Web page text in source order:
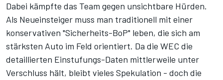
Dabei kämpfte das Team gegen unsichtbare Hürden.
Als Neueinsteiger muss man traditionell mit einer
konservativen "Sicherheits-BoP" leben, die sich am
stärksten Auto im Feld orientiert. Da die WEC die
detaillierten Einstufungs-Daten mittlerweile unter
Verschluss hält, bleibt vieles Spekulation - doch die